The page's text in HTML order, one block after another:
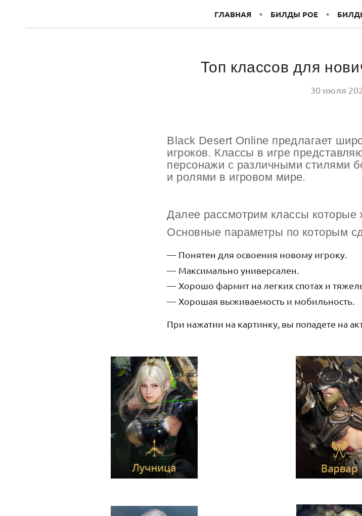
ГЛАВНАЯ БИЛДЫ POE
Топ классов для
30 июля
Black Desert Online предлагает
игроков. Классы в игре
персонажи с различными стилями
и ролями в игровом мире.
Далее рассмотрим классы которые
Основные параметры по которым
Понятен для освоения новому игроку.
Максимально универсален.
Хорошо фармит на легких спотах и
Хорошая выживаемость и мобильность.
При нажатии на картинку, вы попадете на